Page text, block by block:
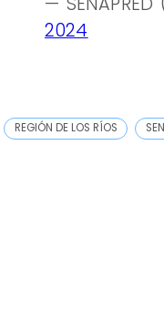
2024
REGIÓN DE LOS RÍOS